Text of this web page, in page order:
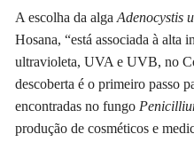
A escolha da algaAdenocystis
Hosana, “está associada à alta
ultravioleta, UVA e UVB, no
descoberta é o primeiro passo
encontradas no fungo
produção de cosméticos e